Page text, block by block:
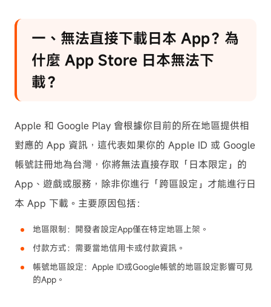
一、無法直接下載日本 App？為
什麼 App Store 日本無法下
載？
Apple 和 Google Play 會根據你目前的所在地區提供相
對應的 App 資訊，這代表如果你的 Apple ID 或 Google
帳號註冊地為台灣，你將無法直接存取「日本限定」的
App、遊戲或服務，除非你進行「跨區設定」才能進行日
本 App 下載。主要原因包括：
地區限制：開發者設定App僅在特定地區上架。
付款方式：需要當地信用卡或付款資訊。
帳號地區設定：Apple ID或Google帳號的地區設定影響可見
的App。